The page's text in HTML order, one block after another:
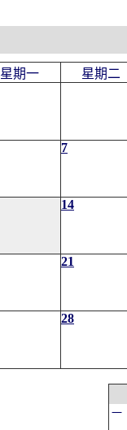
星期一 星期二
7
14
21
28
一